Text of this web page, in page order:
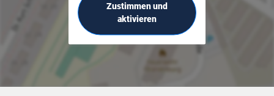
Zustimmen und
aktivieren